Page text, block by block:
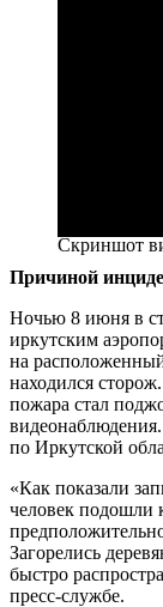
Скриншот
Причиной
Ночью 8 июня в
иркутским
на
находился
пожара стал
по Иркутской
«Как показали
человек подошли
Загорелись
быстро
пресс-службе.